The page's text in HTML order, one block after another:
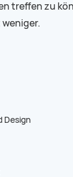
treffen zu
Design